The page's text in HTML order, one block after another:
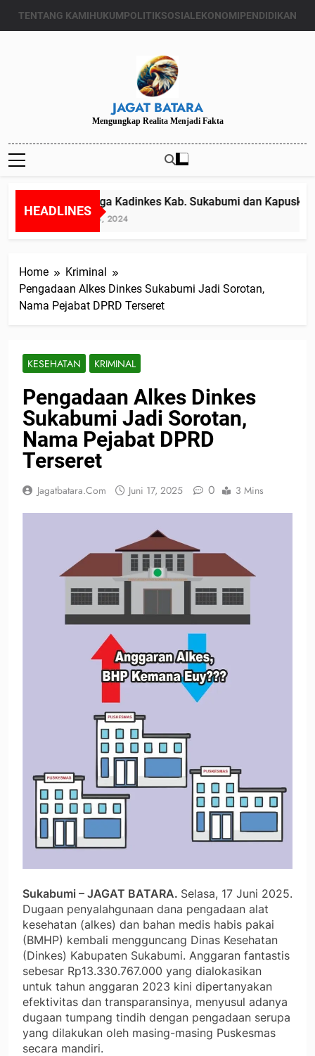
TENTANG KAMIHUKUMPOLITIKSOSIALEKONOMIPENDIDIKAN
JAGAT BATARA
Mengungkap Realita Menjadi Fakta
HEADLINES
Diduga Kadinkes Kab. Sukabumi dan
Juli 24, 2024
Home
Kriminal
Pengadaan Alkes Dinkes Sukabumi Jadi Sorotan,
Nama Pejabat DPRD Terseret
KESEHATAN KRIMINAL
Pengadaan Alkes Dinkes
Sukabumi Jadi Sorotan,
Nama Pejabat DPRD
Terseret
Jagatbatara.com Juni 17, 2025 0 3 Mins
Sukabumi – JAGAT BATARA. Selasa, 17 Juni 2025.
Dugaan penyalahgunaan dana pengadaan alat
kesehatan (alkes) dan bahan medis habis pakai
(BMHP) kembali mengguncang Dinas Kesehatan
(Dinkes) Kabupaten Sukabumi. Anggaran fantastis
sebesar Rp13.330.767.000 yang dialokasikan
untuk tahun anggaran 2023 kini dipertanyakan
efektivitas dan transparansinya, menyusul adanya
dugaan tumpang tindih dengan pengadaan serupa
yang dilakukan oleh masing-masing Puskesmas
secara mandiri.